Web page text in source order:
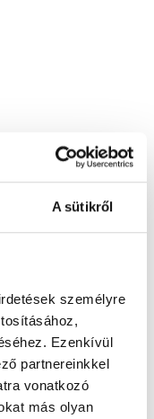
A sütikről
személyre
Ezenkívül
partnereinkkel
vonatkozó
más olyan
127.
most!